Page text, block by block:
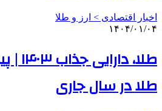
اخبار اقتصادی > ارز و طلا
۱۴۰۴/۰۱/۰۴
طلا،
طلا در سال جاری